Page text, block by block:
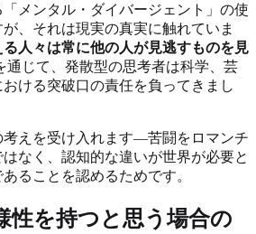
メンタル・ダイバージェント」の使
、それは現実の真実に触れていま
人々は常に他の人が見逃すものを見
通じて、発散型の思考者は科学、芸
ける突破口の責任を負ってきまし
えを受け入れます—苦闘をロマンチ
なく、認知的な違いが世界が必要と
ることを認めるためです。
性を持つと思う場合の